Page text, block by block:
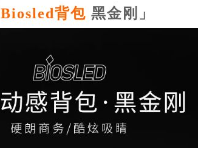
Biosled背包 黑金刚」